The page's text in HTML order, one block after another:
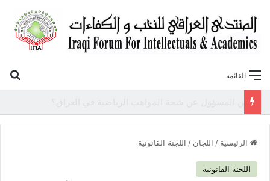
القائمة
الرئيسية / اللجان / اللجنة القانونية
اللجنة القانونية